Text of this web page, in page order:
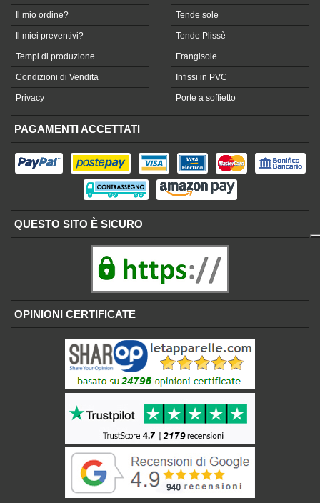
Il mio ordine?
Il miei preventivi?
Tempi di produzione
Condizioni di Vendita
Privacy
Tende sole
Tende Plissè
Frangisole
Infissi in PVC
Porte a soffietto
PAGAMENTI ACCETTATI
QUESTO SITO È SICURO
OPINIONI CERTIFICATE